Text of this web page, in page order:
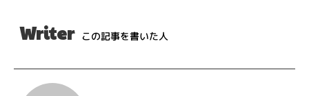
Writer この記事を書いた人